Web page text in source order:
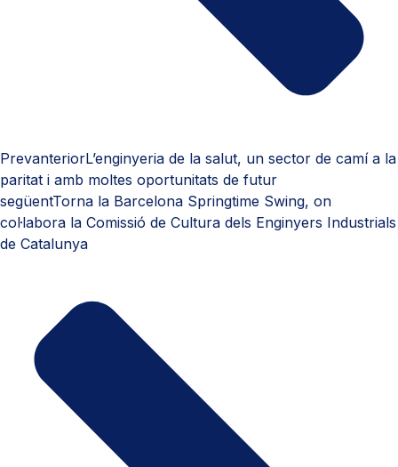
PrevanteriorL’enginyeria de la salut, un sector de camí a la
paritat i amb moltes oportunitats de futur
següentTorna la Barcelona Springtime Swing, on
col·labora la Comissió de Cultura dels Enginyers Industrials
de Catalunya